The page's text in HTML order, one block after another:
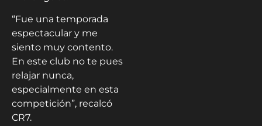
“Fue una temporada
espectacular y me
siento muy contento.
En este club no te pues
relajar nunca,
especialmente en esta
competición”, recalcó
CR7.